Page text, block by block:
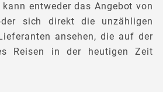
entweder das Angebot von
sich direkt die unzähligen
ansehen, die auf der
Reisen in der heutigen Zeit